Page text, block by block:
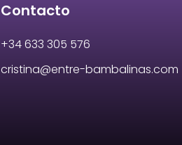
Contacto
+34 633 305 576
cristina@entre-bambalinas.com